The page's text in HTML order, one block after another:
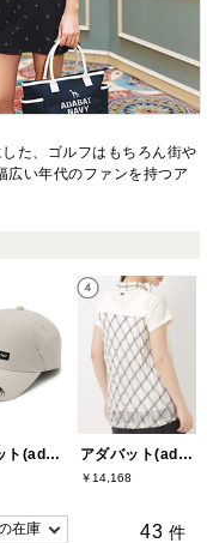
た、ゴルフはもちろん街や
広い年代のファンを持つア
アダバット(adabat) アダバット(adabat)
￥14,168
43 件